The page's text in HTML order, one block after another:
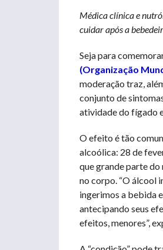
Médica clínica e
cuidar após a
Seja para
(Organização
moderação traz,
conjunto de
atividade do fígado
O efeito é tão
alcoólica: 28 de
que grande parte
no corpo. “O álcool
ingerimos a bebida
antecipando seus
efeitos, menores”,